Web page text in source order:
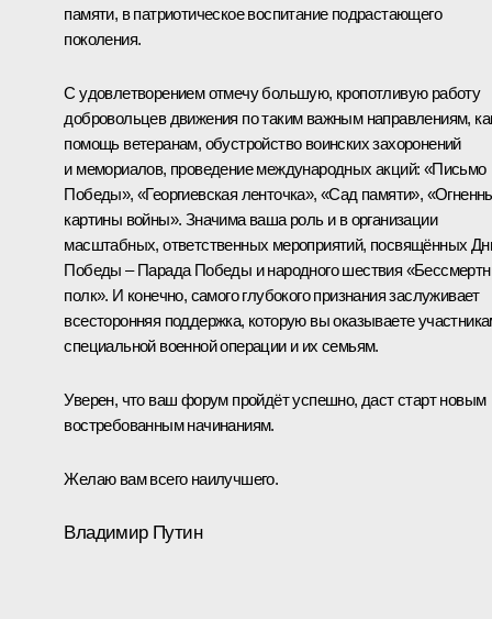
памяти, в патриотическое воспитание подрастающего
поколения.
C удовлетворением отмечу большую, кропотливую работу
добровольцев движения по таким важным направлениям,
помощь ветеранам, обустройство воинских захоронений
и мемориалов, проведение международных акций: «Письмо
Победы», «Георгиевская ленточка», «Сад памяти»,
картины войны». Значима ваша роль и в организации
масштабных, ответственных мероприятий, посвящённых
Победы – Парада Победы и народного шествия
полк». И конечно, самого глубокого признания заслуживает
всесторонняя поддержка, которую вы оказываете
специальной военной операции и их семьям.
Уверен, что ваш форум пройдёт успешно, даст старт новым
востребованным начинаниям.
Желаю вам всего наилучшего.
Владимир Путин